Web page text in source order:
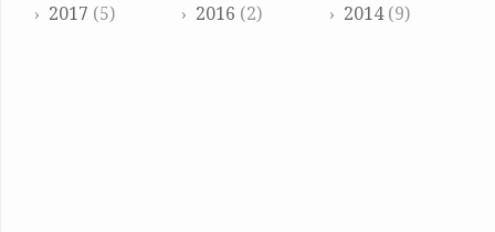
2017 (5) 2016 (2) 2014(9)